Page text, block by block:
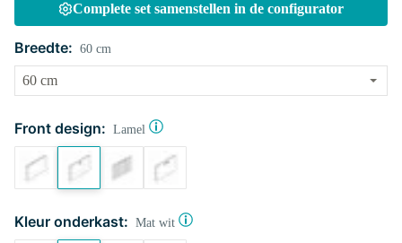
Complete set samenstellen in de configurator
Breedte: 60 cm
Front design: Lamel
Kleur onderkast: Mat wit